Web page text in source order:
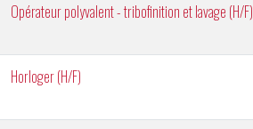
Opérateur polyvalent - tribofinition et lavage (H/F)
Horloger (H/F)